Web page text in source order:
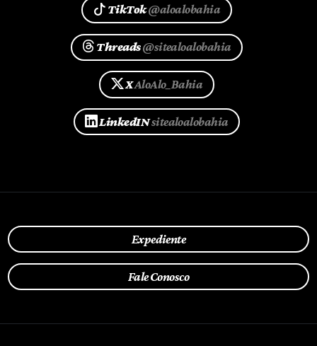
TikTok@aloalobahia
Threads@sitealoalobahia
XAloAlo_Bahia
LinkedINsitealoalobahia
Expediente
Fale Conosco